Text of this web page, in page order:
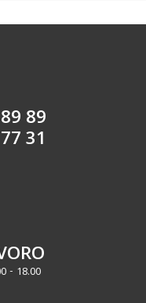
89
31
- 18.00